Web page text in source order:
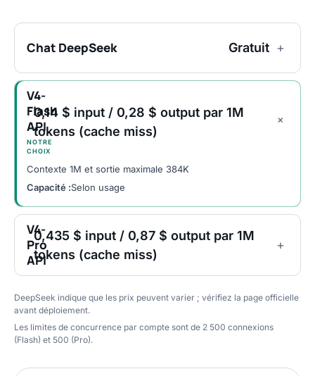
Chat DeepSeek Gratuit +
V4-
Flash
API
NOTRE
CHOIX
0,14 $ input / 0,28 $ output par 1M
tokens (cache miss)
+
Contexte 1M et sortie maximale 384K
Capacité :Selon usage
V4-
Pro
API
0,435 $ input / 0,87 $ output par 1M
tokens (cache miss)
+
DeepSeek indique que les prix peuvent varier ; vérifiez la page officielle
avant déploiement.
Les limites de concurrence par compte sont de 2 500 connexions
(Flash) et 500 (Pro).